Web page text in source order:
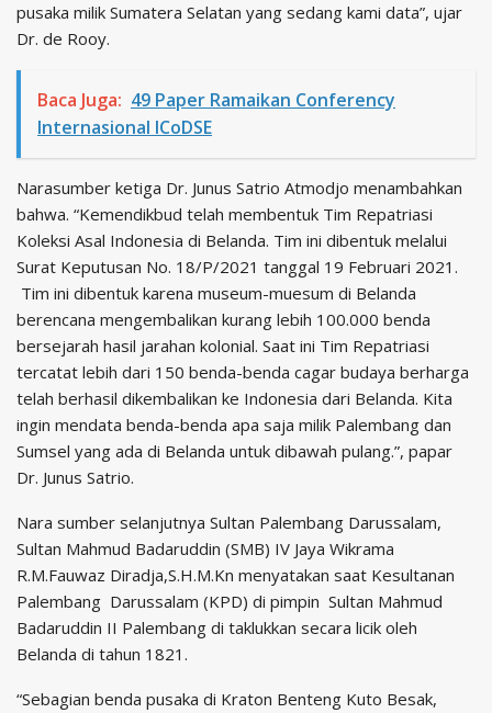
pusaka milik Sumatera Selatan yang sedang kami data”, ujar
Dr. de Rooy.
Baca Juga: 49 Paper Ramaikan Conferency
Internasional ICoDSE
Narasumber ketiga Dr. Junus Satrio Atmodjo menambahkan
bahwa. “Kemendikbud telah membentuk Tim Repatriasi
Koleksi Asal Indonesia di Belanda. Tim ini dibentuk melalui
Surat Keputusan No. 18/P/2021 tanggal 19 Februari 2021.
Tim ini dibentuk karena museum-muesum di Belanda
berencana mengembalikan kurang lebih 100.000 benda
bersejarah hasil jarahan kolonial. Saat ini Tim Repatriasi
tercatat lebih dari 150 benda-benda cagar budaya berharga
telah berhasil dikembalikan ke Indonesia dari Belanda. Kita
ingin mendata benda-benda apa saja milik Palembang dan
Sumsel yang ada di Belanda untuk dibawah pulang.”, papar
Dr. Junus Satrio.
Nara sumber selanjutnya Sultan Palembang Darussalam,
Sultan Mahmud Badaruddin (SMB) IV Jaya Wikrama
R.M.Fauwaz Diradja,S.H.M.Kn menyatakan saat Kesultanan
Palembang Darussalam (KPD) di pimpin Sultan Mahmud
Badaruddin II Palembang di taklukkan secara licik oleh
Belanda di tahun 1821.
“Sebagian benda pusaka di Kraton Benteng Kuto Besak,